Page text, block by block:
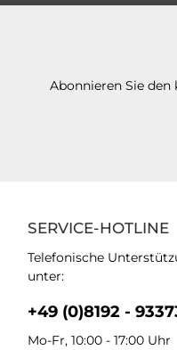
Abonnieren Sie den
SERVICE-HOTLINE
Telefonische
unter:
+49 (0)8192 -
Mo-Fr, 10:00 - 17:00 Uhr